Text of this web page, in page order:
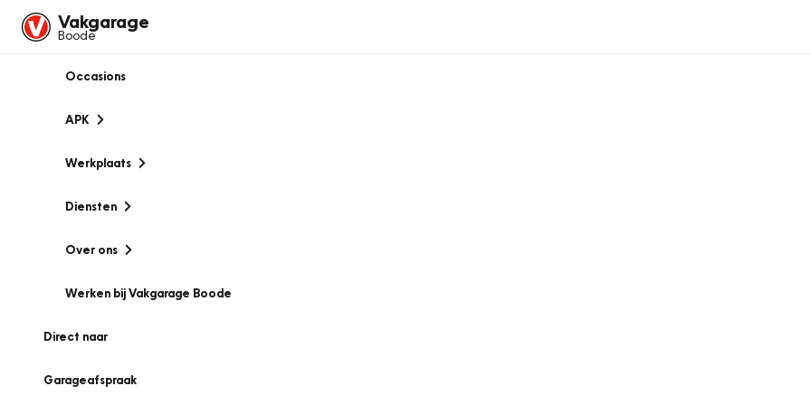
Vakgarage
Boode
Occasions
APK
Werkplaats
Diensten
Over ons
Werken bij Vakgarage Boode
Direct naar
Garageafspraak